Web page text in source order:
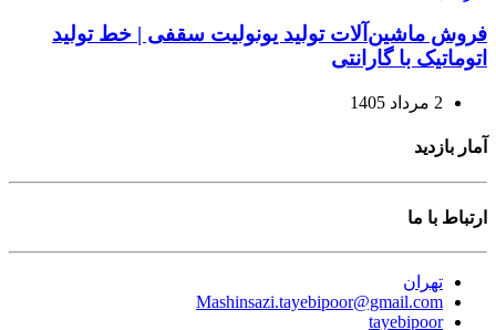
فروش ماشین‌آلات تولید یونولیت سقفی | خط تولید
اتوماتیک با گارانتی
2 مرداد 1405
آمار بازدید
ارتباط با ما
تهران
Mashinsazi.tayebipoor@gmail.com
tayebipoor